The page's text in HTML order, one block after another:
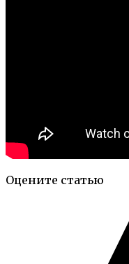
Оцените статью